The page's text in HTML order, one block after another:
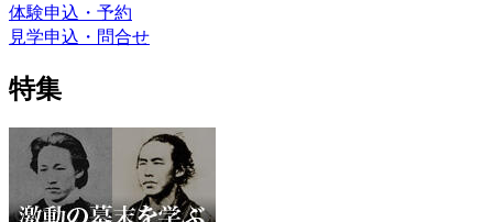
体験申込・予約
見学申込・問合せ
特集